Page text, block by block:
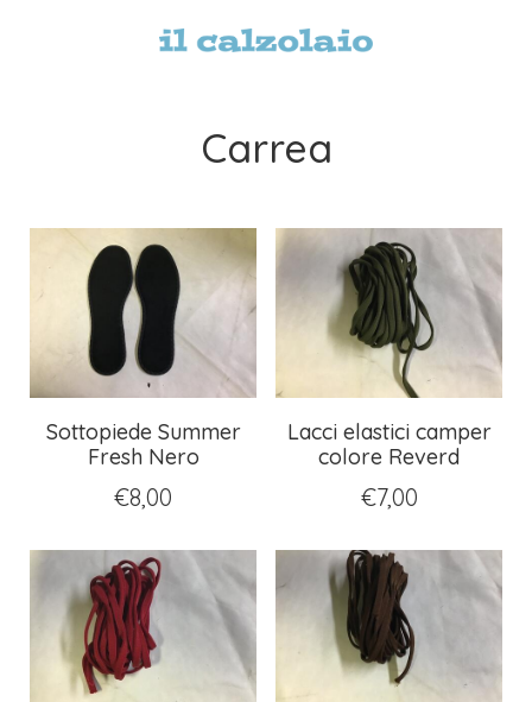
Carrea
Sottopiede Summer
Fresh Nero
€8,00
Lacci elastici camper
colore Reverd
€7,00